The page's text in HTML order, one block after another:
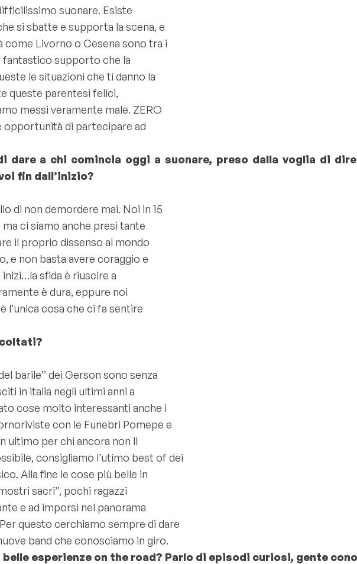
suonare. Esiste
si sbatte e supporta la scena, e
come Livorno o Cesena sono tra i
fantastico supporto che la
le situazioni che ti danno la
queste parentesi felici,
messi veramente male. ZERO
opportunità di partecipare ad
dare a chi comincia oggi a suonare, preso dalla voglia di
fin dall’inizio?
di non demordere mai. Noi in 15
ci siamo anche presi tante
il proprio dissenso al mondo
e non basta avere coraggio e
sfida è riuscire a
è dura, eppure noi
l’unica cosa che ci fa sentire
barile” dei Gerson sono senza
in italia negli ultimi anni a
cose molto interessanti anche i
con le Funebri Pomepe e
ultimo per chi ancora non li
consigliamo l’utimo best of dei
Alla fine le cose più belle in
sacri”, pochi ragazzi
e ad imporsi nel panorama
questo cerchiamo sempre di dare
band che conosciamo in giro.
esperienze on the road? Parlo di episodi curiosi, gente